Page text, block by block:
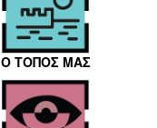
Ο ΤΟΠΟΣ ΜΑΣ